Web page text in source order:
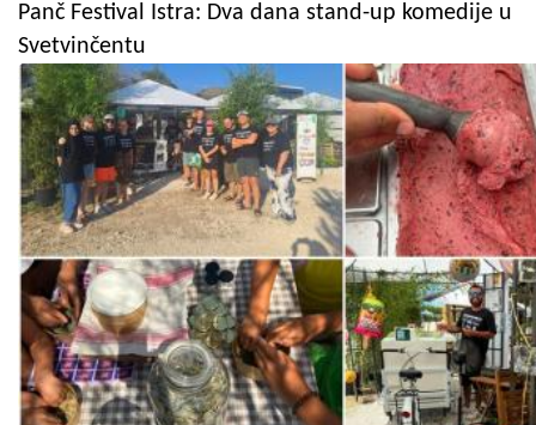
Panč Festival Istra: Dva dana stand-up komedije u
Svetvinčentu